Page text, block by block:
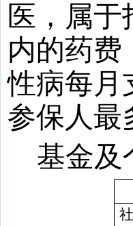
医，属
内的药费
性病每月
参保人最
基金及